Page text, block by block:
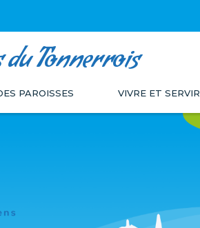
du Tonnerrois
PAROISSES VIVRE ET SERVIR